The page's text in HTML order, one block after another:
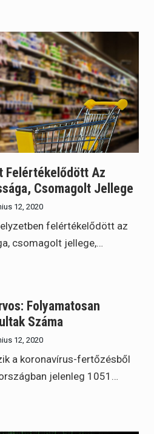
Felértékelődött Az
Csomagolt Jellege
12, 2020
felértékelődött az
csomagolt jellege,…
Folyamatosan
Száma
12, 2020
a koronavírus-fertőzésből
jelenleg 1051…